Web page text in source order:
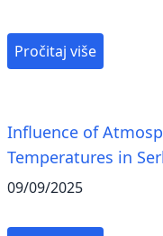
Pročitaj više
Influence of
Temperatures in
09/09/2025